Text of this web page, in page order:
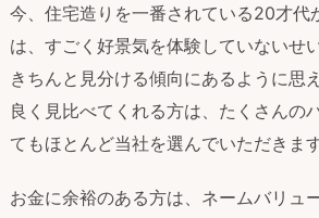
今、住宅造りを一番されている20才代
は、すごく好景気を体験していないせ
きちんと見分ける傾向にあるように思
良く見比べてくれる方は、たくさんの
てもほとんど当社を選んでいただきます
お金に余裕のある方は、ネームバリュ